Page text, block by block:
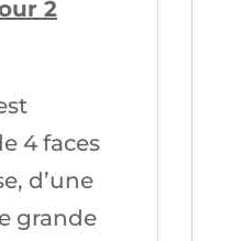
2
4 faces
d’une
grande